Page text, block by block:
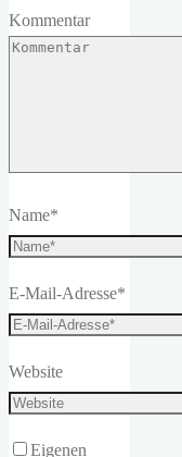
Kommentar
Name*
E-Mail-Adresse*
Website
Eigenen